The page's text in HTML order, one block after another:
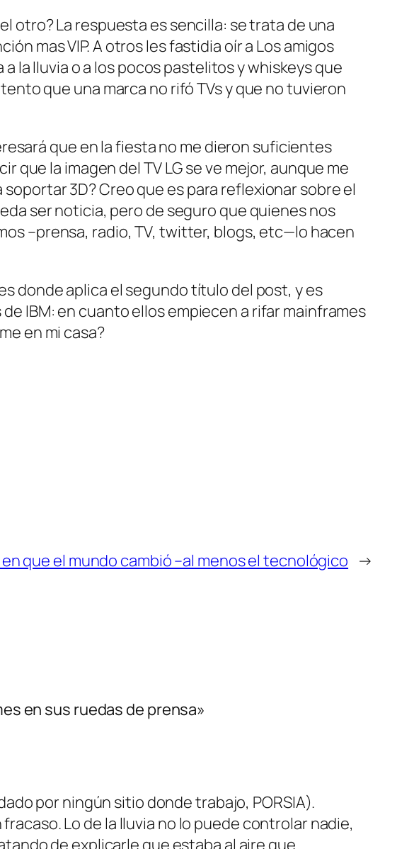
otro? La respuesta es sencilla: se trata de una
mas VIP. A otros les fastidia oír a Los amigos
la lluvia o a los pocos pastelitos y whiskeys que
que una marca no rifó TVs y que no tuvieron
que en la fiesta no me dieron suficientes
que la imagen del TV LG se ve mejor, aunque me
3D? Creo que es para reflexionar sobre el
ser noticia, pero de seguro que quienes nos
–prensa, radio, TV, twitter, blogs, etc—lo hacen
donde aplica el segundo título del post, y es
IBM: en cuanto ellos empiecen a rifar mainframes
en mi casa?
en que el mundo cambió –al menos el tecnológico →
en sus ruedas de prensa»
por ningún sitio donde trabajo, PORSIA).
Lo de la lluvia no lo puede controlar nadie,
de explicarle que estaba al aire que